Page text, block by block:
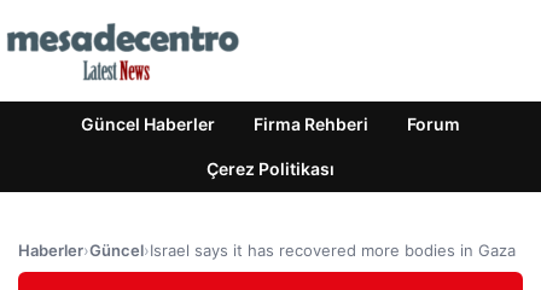
Güncel Haberler Firma Rehberi Forum
Çerez Politikası
Haberler›Güncel›Israel says it has recovered more bodies in Gaza